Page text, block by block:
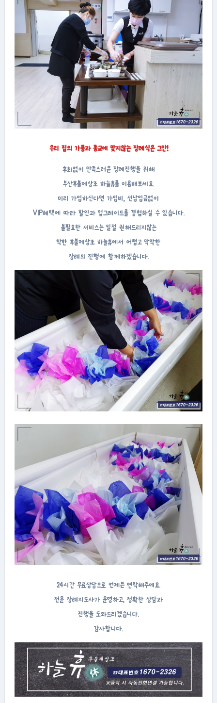
우리 집의 가풍과 종교에 맞지않는 장례식은 그만!
후회없이 만족스러운 장례진행을 위해
부산후불제상조 하늘휴를 이용해보세요.
미리 가입하신다면 가입비, 선납입금없이
VIP혜택에 따라 할인과 업그레이드를 경험하실 수 있습니다.
불필요한 서비스는 일절 권해드리지않는
착한 후불제상조 하늘휴에서 어렵고 막막한
장례의 진행에 함께하겠습니다.
24시간 무료상담으로 언제든 연락해주세요.
전문 장례지도사가 운영하고, 정확한 상담과
진행을 도와드리겠습니다.
감사합니다.